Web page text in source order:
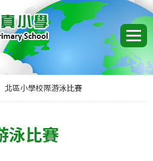
北區小學校際游泳比賽
泳比賽